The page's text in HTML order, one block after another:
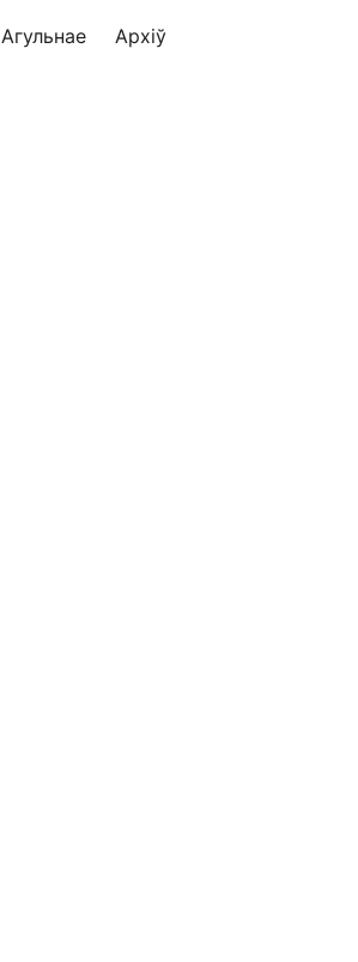
Агульнае Архіў